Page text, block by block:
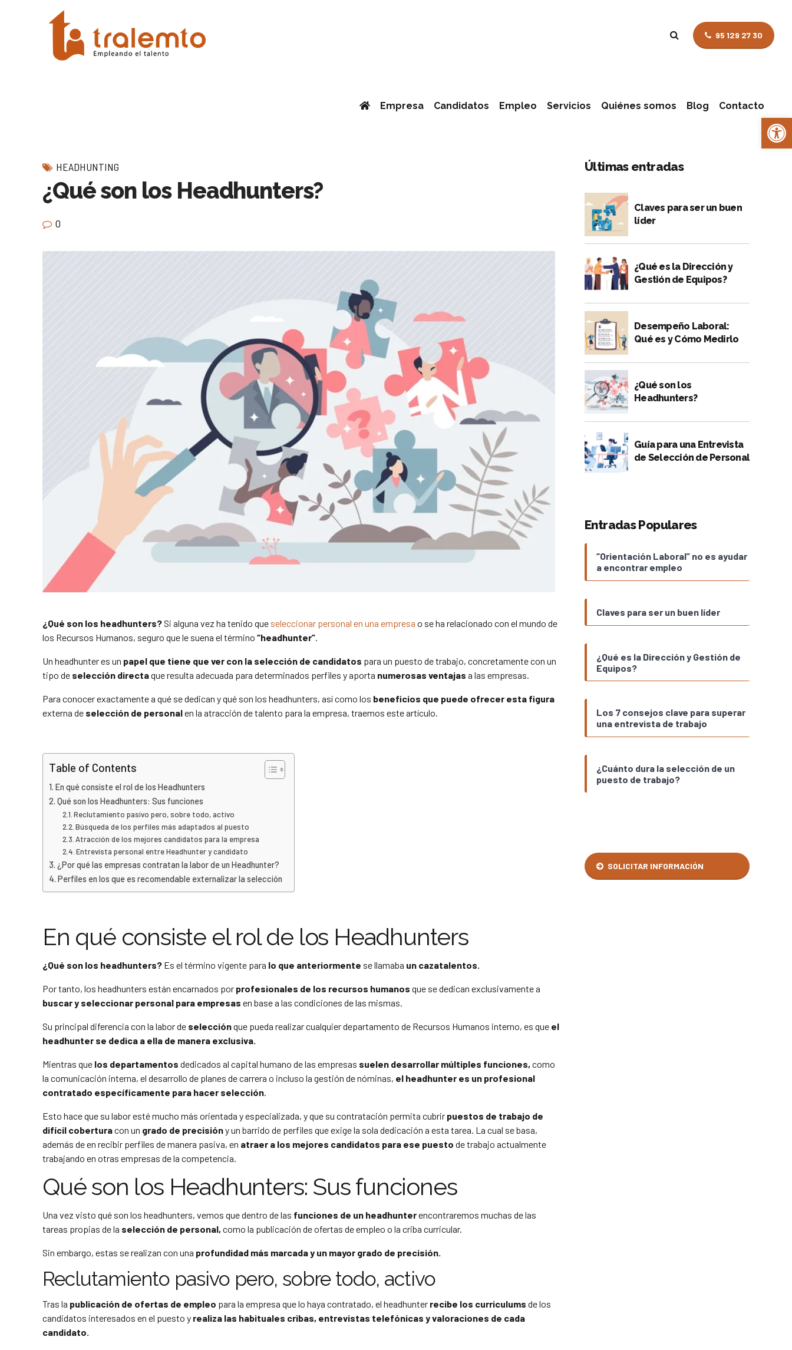
Abrir
95 129 27 30
Empresa Candidatos Empleo Servicios Quiénes somos Blog Contacto
HEADHUNTING
¿Qué son los Headhunters?
0
¿Qué son los headhunters? Si alguna vez ha tenido que seleccionar personal en una empresa o se ha relacionado con el mundo de
los Recursos Humanos, seguro que le suena el término “headhunter”.
Un headhunter es un papel que tiene que ver con la selección de candidatos para un puesto de trabajo, concretamente con un
tipo de selección directaque resulta adecuada para determinados perfiles y aporta numerosas ventajas a las empresas.
Para conocer exactamente a qué se dedican y qué son los headhunters, así como los beneficios que puede ofrecer esta figura
externa de selección de personalen la atracción de talento para la empresa, traemos este artículo.
Table of Contents
En qué consiste el rol de los Headhunters
Qué son los Headhunters: Sus funciones
Reclutamiento pasivo pero, sobre todo, activo
Búsqueda de los perfiles más adaptados al puesto
Atracción de los mejores candidatos para la empresa
Entrevista personal entre Headhunter y candidato
¿Por qué las empresas contratan la labor de un Headhunter?
Perfiles en los que es recomendable externalizar la selección
En qué consiste el rol de los Headhunters
¿Qué son los headhunters? Es el término vigente para lo que anteriormente se llamaba un cazatalentos.
Por tanto, los headhunters están encarnados por profesionales de los recursos humanos que se dedican exclusivamente a
buscar y seleccionar personal para empresas en base a las condiciones de las mismas.
Su principal diferencia con la labor de selecciónque pueda realizar cualquier departamento de Recursos Humanos interno, es que el
headhunter se dedica a ella de manera exclusiva.
Mientras que los departamentos dedicados al capital humano de las empresas suelen desarrollar múltiples funciones, como
la comunicación interna, el desarrollo de planes de carrera o incluso la gestión de nóminas, el headhunter es un profesional
contratado específicamente para hacer selección.
Esto hace que su labor esté mucho más orientada y especializada, y que su contratación permita cubrir puestos de trabajo de
difícil coberturacon un grado de precisióny un barrido de perfiles que exige la sola dedicación a esta tarea. La cual se basa,
además de en recibir perfiles de manera pasiva, en atraer a los mejores candidatos para ese puesto de trabajo actualmente
trabajando en otras empresas de la competencia.
Qué son los Headhunters: Sus funciones
Una vez visto qué son los headhunters, vemos que dentro de las funciones de un headhunterencontraremos muchas de las
tareas propias de la selección de personal, como la publicación de ofertas de empleo o la criba curricular.
Sin embargo, estas se realizan con una profundidad más marcada y un mayor grado de precisión.
Reclutamiento pasivo pero, sobre todo, activo
Tras la publicación de ofertas de empleo para la empresa que lo haya contratado, el headhunter recibe los curriculums de los
candidatos interesados en el puesto y realiza las habituales cribas, entrevistas telefónicas y valoraciones de cada
candidato.
Últimas entradas
Claves para ser un buen
líder
¿Qué es la Dirección y
Gestión de Equipos?
Desempeño Laboral:
Qué es y Cómo Medirlo
¿Qué son los
Headhunters?
Guía para una Entrevista
de Selección de Personal
Entradas Populares
“Orientación Laboral” no es ayudar
a encontrar empleo
Claves para ser un buen líder
¿Qué es la Dirección y Gestión de
Equipos?
Los 7 consejos clave para superar
una entrevista de trabajo
¿Cuánto dura la selección de un
puesto de trabajo?
SOLICITAR INFORMACIÓN